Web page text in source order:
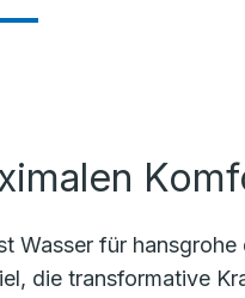
Wasser für
die transformative